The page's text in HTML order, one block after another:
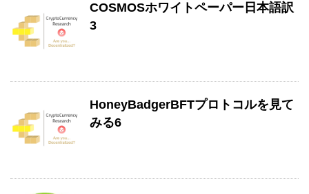
COSMOSホワイトペーパー日本語訳
3
HoneyBadgerBFTプロトコルを見て
みる6